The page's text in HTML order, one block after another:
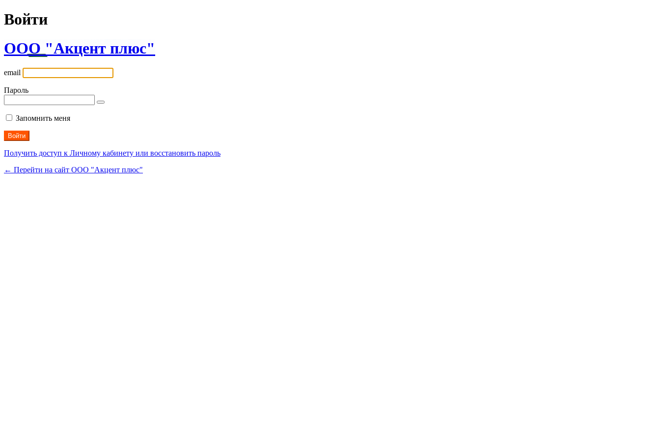
Войти
ООО "Акцент плюс"
email
Пароль
Запомнить меня
Получить доступ к Личному кабинету или восстановить пароль
← Перейти на сайт ООО "Акцент плюс"